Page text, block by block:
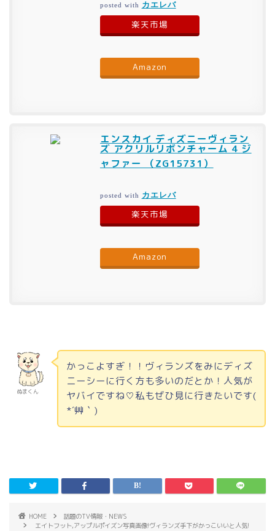
posted with カエレバ
楽天市場
Amazon
エンスカイ ディズニーヴィラン
ズ アクリルリボンチャーム 4 ジ
ャファー （ZG15731）
posted with カエレバ
楽天市場
Amazon
ぬまくん
かっこよすぎ！！ヴィランズをみにディズ
ニーシーに行く方も多いのだとか！人気が
ヤバイですね♡私もぜひ見に行きたいです(
*´艸｀)
HOME
話題のTV情報・NEWS
エイトフット,アップルポイズン写真画像!ヴィランズ手下がかっこいいと人気!